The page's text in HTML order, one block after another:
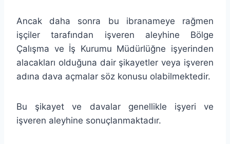
Ancak daha sonra bu ibranameye rağmen
işçiler tarafından işveren aleyhine Bölge
Çalışma ve İş Kurumu Müdürlüğne işyerinden
alacakları olduğuna dair şikayetler veya işveren
adına dava açmalar söz konusu olabilmektedir.
Bu şikayet ve davalar genellikle işyeri ve
işveren aleyhine sonuçlanmaktadır.